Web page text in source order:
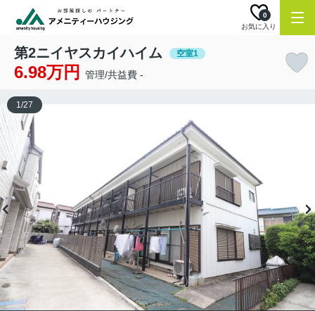
お気に入り
0
第2ニイヤスカイハイム 空室1
6.98万円 管理/共益費 -
1/27